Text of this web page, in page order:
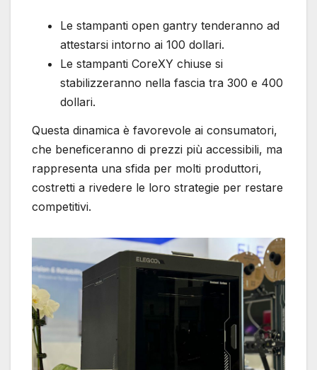
Le stampanti open gantry tenderanno ad
attestarsi intorno ai 100 dollari.
Le stampanti CoreXY chiuse si
stabilizzeranno nella fascia tra 300 e 400
dollari.
Questa dinamica è favorevole ai consumatori,
che beneficeranno di prezzi più accessibili, ma
rappresenta una sfida per molti produttori,
costretti a rivedere le loro strategie per restare
competitivi.